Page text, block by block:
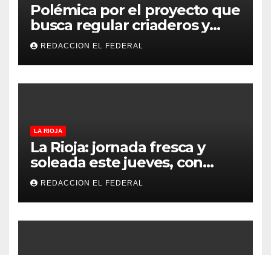
Polémica por el proyecto que
busca regular criaderos y
refugios de perros y gatos:
denuncian excesos, mientras
proteccionistas reclaman
controles más duros
REDACCION EL FEDERAL
LA RIOJA
La Rioja: jornada fresca y
soleada este jueves, con
temperaturas estables para
el viernes
REDACCION EL FEDERAL